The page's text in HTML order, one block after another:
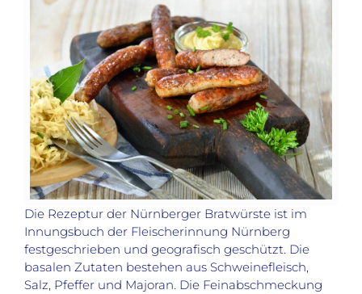
Die Rezeptur der Nürnberger Bratwürste ist im
Innungsbuch der Fleischerinnung Nürnberg
festgeschrieben und geografisch geschützt. Die
basalen Zutaten bestehen aus Schweinefleisch,
Salz, Pfeffer und Majoran. Die Feinabschmeckung